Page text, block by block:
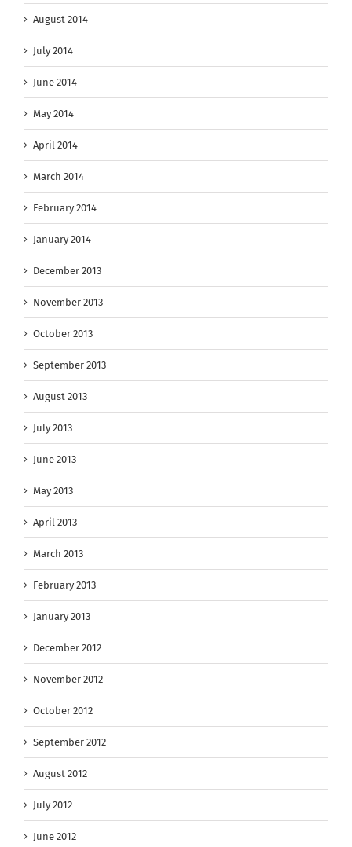
August 2014
July 2014
June 2014
May 2014
April 2014
March 2014
February 2014
January 2014
December 2013
November 2013
October 2013
September 2013
August 2013
July 2013
June 2013
May 2013
April 2013
March 2013
February 2013
January 2013
December 2012
November 2012
October 2012
September 2012
August 2012
July 2012
June 2012